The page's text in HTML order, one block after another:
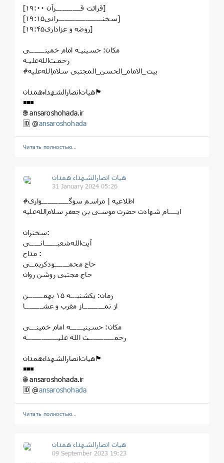
[قرائت قــــــــــــرآن ۱۹:۰۰]
[سخنـــــــــــــــــــــرانی۱۹:۱۵]
[روضه و عزاداری۱۹:۴۵]
مکان: حسینیـه امام خمینـــــــی
رحمـت‌الله‌علیـه
#بیت_الامام_الحسن_المجتبی سلام‌الله‌علیه
هیات‌انصارالشهداءهمدان🏴
◾◾◾
🌐 ansaroshohada.ir
🆔 @ansaroshohada
Читать полностью…
هیات انصارالشهداء همدان
31 January 2024 05:26
#اطلاعیه | مراسم سوگـــــــــــــواری
ایــــام شهادت حضرت موسـی بن جعفر سلام‌الله‌علیه
سخنران:
آیت‌الله‌شعبــــــانـــــی
مداح :
حاج محمـــــــودکریمــی
حاج مجتبی روشن روان
زمان: یکشنبـــه ۱۵ بهمـــــــن
از نمــــــــــاز مغرب و عشــــــــا
مکان: حسینیــــــه امام خمینـــی
رحمــــــــــــت الله علیـــــــــــــــه
هیات‌انصارالشهداءهمدان🏴
◾◾◾
🌐 ansaroshohada.ir
🆔 @ansaroshohada
Читать полностью…
هیات انصارالشهداء همدان
09 September 2023 19:23